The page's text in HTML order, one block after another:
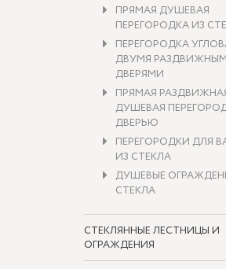
ПРЯМАЯ ДУШЕВАЯ
ПЕРЕГОРОДКА ИЗ
ПЕРЕГОРОДКА
ДВУМЯ
ДВЕРЯМИ
ПРЯМАЯ
ДУШЕВАЯ
ДВЕРЬЮ
ПЕРЕГОРОДКИ ДЛЯ
ИЗ СТЕКЛА
ДУШЕВЫЕ
СТЕКЛА
СТЕКЛЯННЫЕ ЛЕСТНИЦЫ И
ОГРАЖДЕНИЯ